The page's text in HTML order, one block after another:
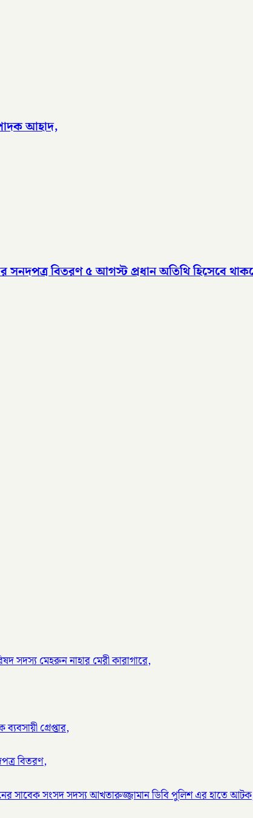
আহাদ,
সনদপত্র বিতরণ ৫ আগস্ট​ প্রধান অতিথি হিসেবে
সদস্য মেহরুন নাহার মেরী কারাগারে,
গ্রেপ্তার,
বিতরণ,
সাবেক সংসদ সদস্য আখতারুজ্জামান ডিবি পুলিশ এর হাতে